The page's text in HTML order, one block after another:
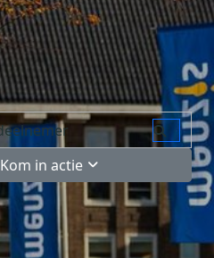
Kom in actie